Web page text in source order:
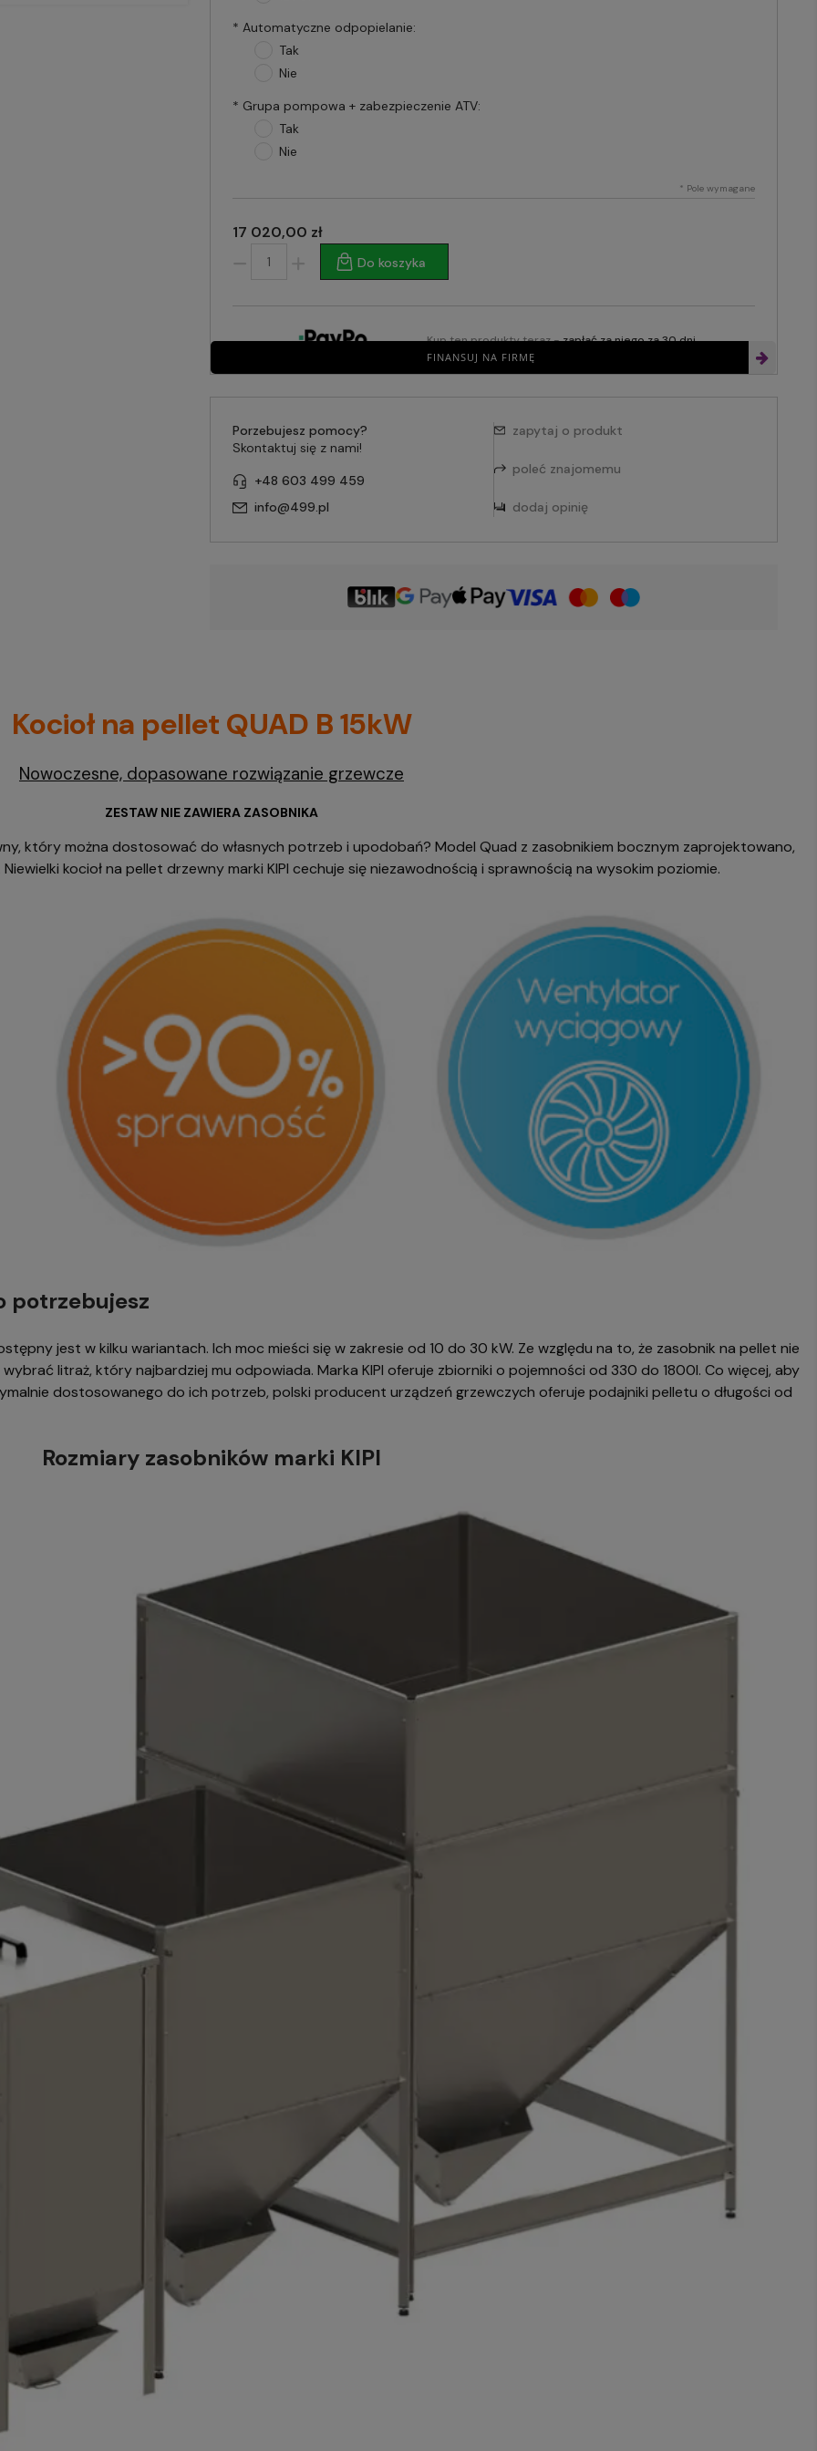
* Automatyczne odpopielanie:
Tak
Nie
* Grupa pompowa + zabezpieczenie ATV:
Tak
Nie
* Pole wymagane
17 020,00 zł
Do koszyka
FINANSUJ NA FIRMĘ
Kup ten produkty teraz -zapłać za niego za 30 dni
Porzebujesz pomocy?
Skontaktuj się z nami!
+48 603 499 459
info@499.pl
zapytaj o produkt
poleć znajomemu
dodaj opinię
Kocioł na pellet QUAD B 15kW
Nowoczesne, dopasowane rozwiązanie grzewcze
ZESTAW NIE ZAWIERA ZASOBNIKA
który można dostosować do własnych potrzeb i upodobań? Model Quad z zasobnikiem bocznym zaprojektowano,
kocioł na pellet drzewny marki KIPI cechuje się niezawodnością i sprawnością na wysokim poziomie.
potrzebujesz
jest w kilku wariantach. Ich moc mieści się w zakresie od 10 do 30 kW. Ze względu na to, że zasobnik na pellet nie
litraż, który najbardziej mu odpowiada. Marka KIPI oferuje zbiorniki o pojemności od 330 do 1800l. Co więcej, aby
dostosowanego do ich potrzeb, polski producent urządzeń grzewczych oferuje podajniki pelletu o długości od
Rozmiary zasobników marki KIPI